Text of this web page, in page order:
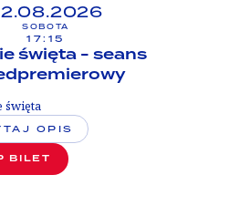
SOBOTA
17:15
święta - seans
święta
OPIS
BILET